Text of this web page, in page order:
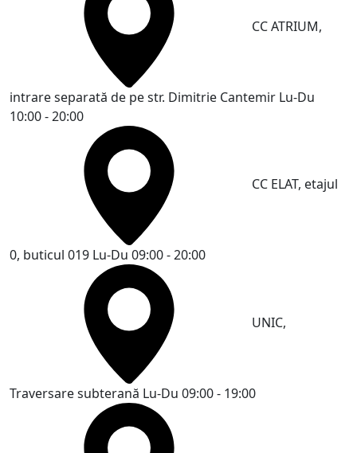
CC ATRIUM,
intrare separată de pe str. Dimitrie Cantemir Lu-Du
10:00 - 20:00
CC ELAT, etajul
0, buticul 019 Lu-Du 09:00 - 20:00
UNIC,
Traversare subterană Lu-Du 09:00 - 19:00